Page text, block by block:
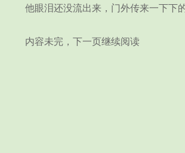
他眼泪还没流出来，门外传来一下下的
内容未完，下一页继续阅读